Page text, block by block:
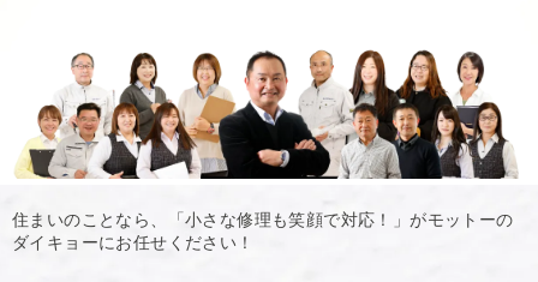
住まいのことなら、「小さな修理も笑顔で対応！」がモットーの
ダイキョーにお任せください！